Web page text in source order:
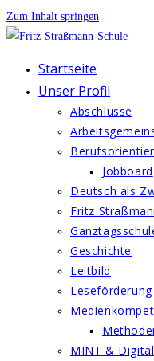
Zum Inhalt springen
Startseite
Unser Profil
Abschlüsse
Jobboard
Deutsch als
Fritz
Geschichte
Leitbild
Leseförderung
MINT &